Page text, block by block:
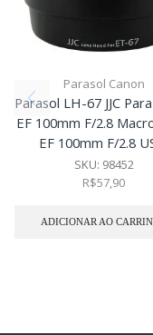
Parasol Canon
Parasol LH-67 JJC
EF 100mm F/2.8
EF 100mm F/2.8
SKU: 98452
R$57,90
ADICIONAR AO